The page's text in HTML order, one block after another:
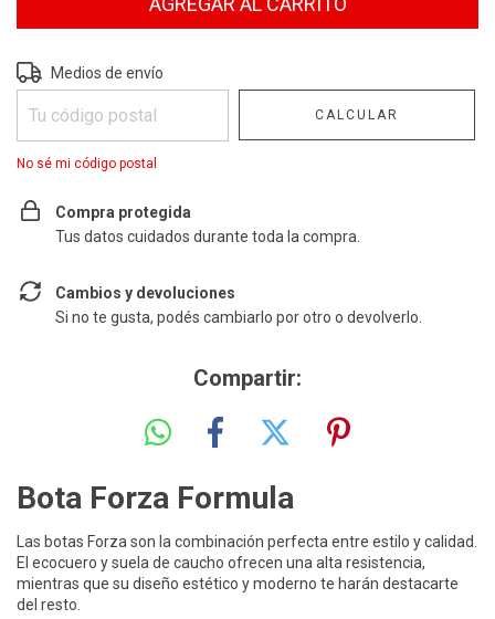
Entregas para el CP:
Medios de envío
CALCULAR
No sé mi código postal
Compra protegida
Tus datos cuidados durante toda la compra.
Cambios y devoluciones
Si no te gusta, podés cambiarlo por otro o devolverlo.
Compartir:
Bota Forza Formula
Las botas Forza son la combinación perfecta entre estilo y calidad.
El ecocuero y suela de caucho ofrecen una alta resistencia,
mientras que su diseño estético y moderno te harán destacarte
del resto.